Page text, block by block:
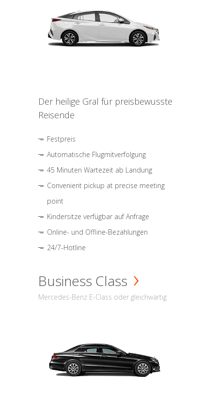
Der heilige Gral für preisbewusste
Reisende
Festpreis
Automatische Flugmitverfolgung
45 Minuten Wartezeit ab Landung
Convenient pickup at precise meeting
point
Kindersitze verfügbar auf Anfrage
Online- und Offline-Bezahlungen
24/7-Hotline
Business Class
Mercedes-Benz E-Class oder gleichwärtig